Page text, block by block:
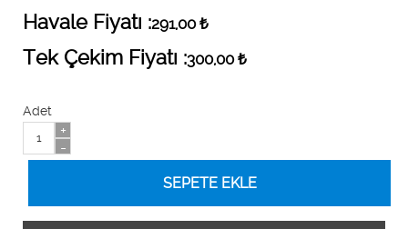
Havale Fiyatı :291,00₺
Tek Çekim Fiyatı :300,00₺
Adet
+
-